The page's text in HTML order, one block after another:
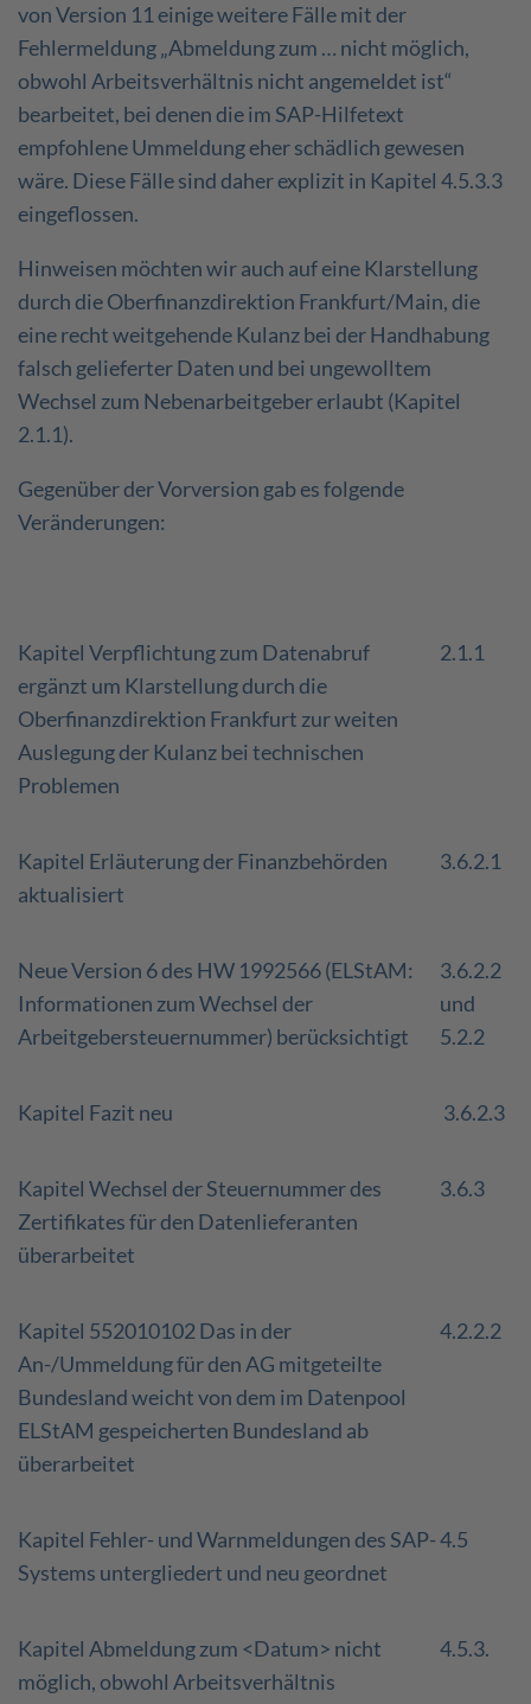
von Version 11 einige weitere Fälle mit der
Fehlermeldung „Abmeldung zum … nicht möglich,
obwohl Arbeitsverhältnis nicht angemeldet ist“
bearbeitet, bei denen die im SAP-Hilfetext
empfohlene Ummeldung eher schädlich gewesen
wäre. Diese Fälle sind daher explizit in Kapitel 4.5.3.3
eingeflossen.
Hinweisen möchten wir auch auf eine Klarstellung
durch die Oberfinanzdirektion Frankfurt/Main, die
eine recht weitgehende Kulanz bei der Handhabung
falsch gelieferter Daten und bei ungewolltem
Wechsel zum Nebenarbeitgeber erlaubt (Kapitel
2.1.1).
Gegenüber der Vorversion gab es folgende
Veränderungen:
Kapitel Verpflichtung zum Datenabruf
ergänzt um Klarstellung durch die
Oberfinanzdirektion Frankfurt zur weiten
Auslegung der Kulanz bei technischen
Problemen
2.1.1
Kapitel Erläuterung der Finanzbehörden
aktualisiert
3.6.2.1
Neue Version 6 des HW 1992566 (ELStAM:
Informationen zum Wechsel der
Arbeitgebersteuernummer) berücksichtigt
3.6.2.2
und
5.2.2
Kapitel Fazit neu 3.6.2.3
Kapitel Wechsel der Steuernummer des
Zertifikates für den Datenlieferanten
überarbeitet
3.6.3
Kapitel 552010102 Das in der
An-/Ummeldung für den AG mitgeteilte
Bundesland weicht von dem im Datenpool
ELStAM gespeicherten Bundesland ab
überarbeitet
4.2.2.2
Kapitel Fehler- und Warnmeldungen des SAP-
Systems untergliedert und neu geordnet
4.5
Kapitel Abmeldung zum <Datum> nicht
möglich, obwohl Arbeitsverhältnis
4.5.3.